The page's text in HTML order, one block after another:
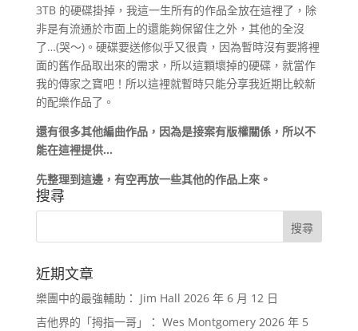
3TB 的硬碟掛掉，我這一生所有的作品全放在這裡了，除
非是有流通於市面上的還能夠保留住之外，其他的全沒
了…(哭～)。硬碟要送修似乎又很貴，因為暫時沒有要將裡
面的舊作品取出來的需求，所以這顆壞掉的硬碟，就當作
我的傳家之寶吧！所以這裡就暫時只能分享我近期比較新
的配樂作品了。
還有很多其他編曲作品，因為是接案有版權關係，所以不
能在這裡提供…
先整理到這邊，有空再放一些其他的作品上來。
搜尋
近期文章
樂團中的最強輔助： Jim Hall 2026 年 6 月 12 日
吉他界的「拇指一哥」： Wes Montgomery 2026 年 5